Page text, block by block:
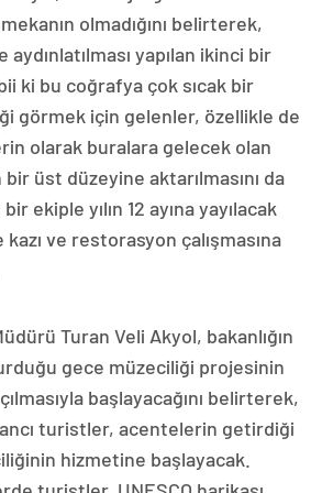
olmadığını belirterek,
aydınlatılması yapılan ikinci bir
ki bu coğrafya çok sıcak bir
görmek için gelenler, özellikle de
olarak buralara gelecek olan
üst düzeyine aktarılmasını da
ekiple yılın 12 ayına yayılacak
ve restorasyon çalışmasına
Turan Veli Akyol, bakanlığın
gece müzeciliği projesinin
başlayacağını belirterek,
turistler, acentelerin getirdiği
hizmetine başlayacak.